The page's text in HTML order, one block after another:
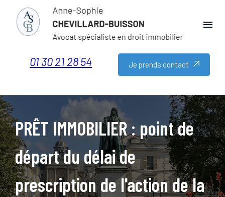
menu
01 30 21 28 54 Je prends contact
PRÊT IMMOBILIER : point de
départ du délai de
prescription de l'action de la
Panneau de gestion des cookies